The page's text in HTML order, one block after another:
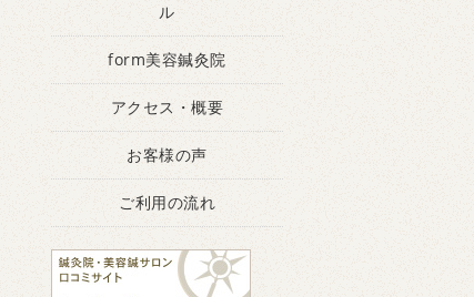
ル
form美容鍼灸院
アクセス・概要
お客様の声
ご利用の流れ